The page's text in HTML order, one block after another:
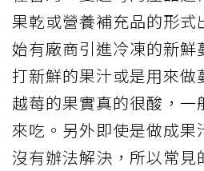
果乾或營養補充品的形式
始有廠商引進冷凍的新鮮
打新鮮的果汁或是用來做
越莓的果實真的很酸，一
來吃。另外即使是做成果
沒有辦法解決，所以常見